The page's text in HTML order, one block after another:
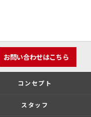
お問い合わせはこちら
コンセプト
スタッフ